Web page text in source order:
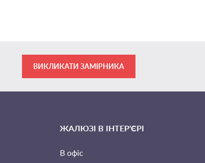
ВИКЛИКАТИ ЗАМІРНИКА
ЖАЛЮЗІ В ІНТЕР'ЄРІ
В офіс